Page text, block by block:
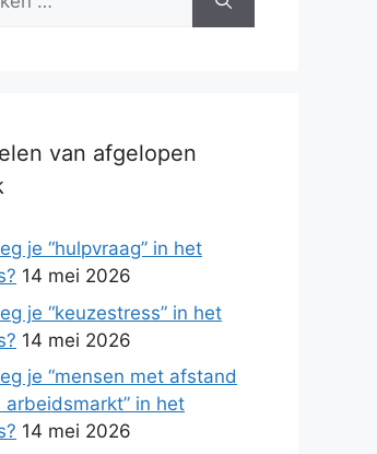
van afgelopen
je “hulpvraag” in het
14 mei 2026
je “keuzestress” in het
14 mei 2026
je “mensen met afstand
in het
14 mei 2026